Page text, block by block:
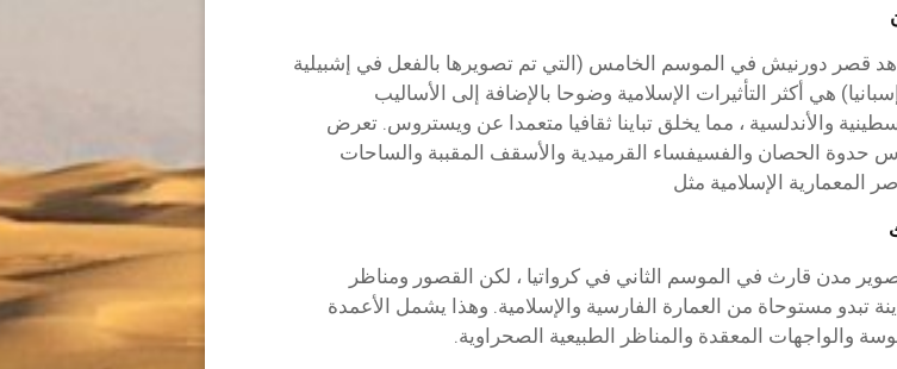
قصر دورنيش في الموسم الخامس (التي تم تصويرها بالفعل في إشبيلية
هي أكثر التأثيرات الإسلامية وضوحا بالإضافة إلى الأساليب
والأندلسية ، مما يخلق تباينا ثقافيا متعمدا عن ويستروس. تعرض
حدوة الحصان والفسيفساء القرميدية والأسقف المقببة والساحات
المعمارية الإسلامية مثل
مدن قارث في الموسم الثاني في كرواتيا ، لكن القصور ومناظر
تبدو مستوحاة من العمارة الفارسية والإسلامية. وهذا يشمل الأعمدة
والواجهات المعقدة والمناظر الطبيعية الصحراوية.